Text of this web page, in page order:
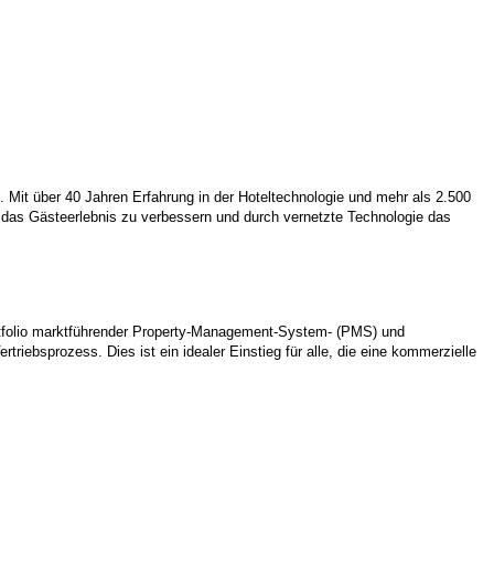
Mit über 40 Jahren Erfahrung in der Hoteltechnologie und mehr als 2.500
Gästeerlebnis zu verbessern und durch vernetzte Technologie das
marktführender Property-Management-System- (PMS) und
Dies ist ein idealer Einstieg für alle, die eine kommerzielle